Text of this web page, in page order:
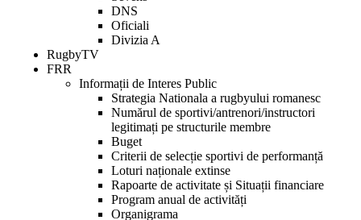
DNS
Oficiali
Divizia A
RugbyTV
FRR
Informații de Interes Public
Strategia Nationala a rugbyului romanesc
Numărul de sportivi/antrenori/instructori
legitimați pe structurile membre
Buget
Criterii de selecție sportivi de performanță
Loturi naționale extinse
Rapoarte de activitate și Situații financiare
Program anual de activități
Organigrama